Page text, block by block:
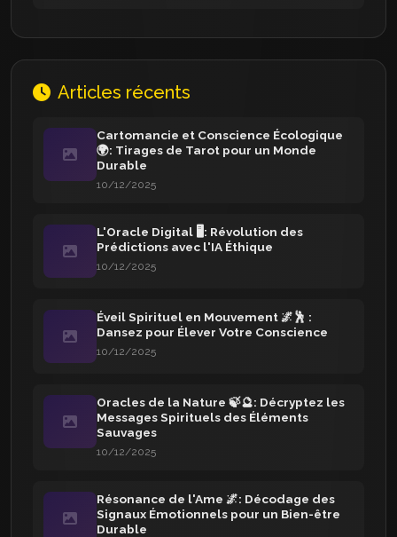
Articles récents
Cartomancie et Conscience Écologique
🌍: Tirages de Tarot pour un Monde
Durable
10/12/2025
L'Oracle Digital 🖥️: Révolution des
Prédictions avec l'IA Éthique
10/12/2025
Éveil Spirituel en Mouvement 🌌🕺 :
Dansez pour Élever Votre Conscience
10/12/2025
Oracles de la Nature 🍃🔮: Décryptez les
Messages Spirituels des Éléments
Sauvages
10/12/2025
Résonance de l'Ame 🌌: Décodage des
Signaux Émotionnels pour un Bien-être
Durable